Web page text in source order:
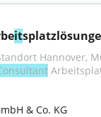
it
Hannover,
& Co. KG